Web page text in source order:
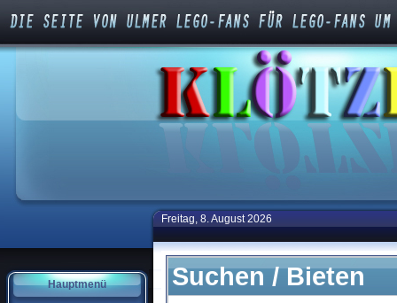
Hauptmenü
Freitag, 8. August 2026
Suchen / Bieten